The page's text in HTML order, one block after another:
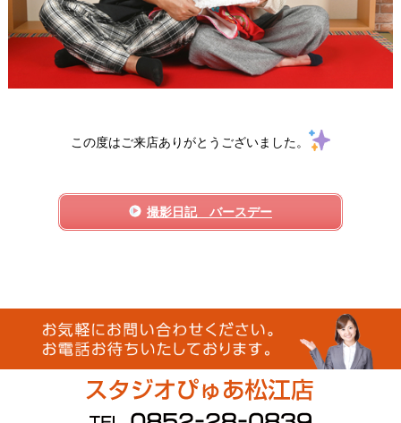
この度はご来店ありがとうございました。
撮影日記 バースデー